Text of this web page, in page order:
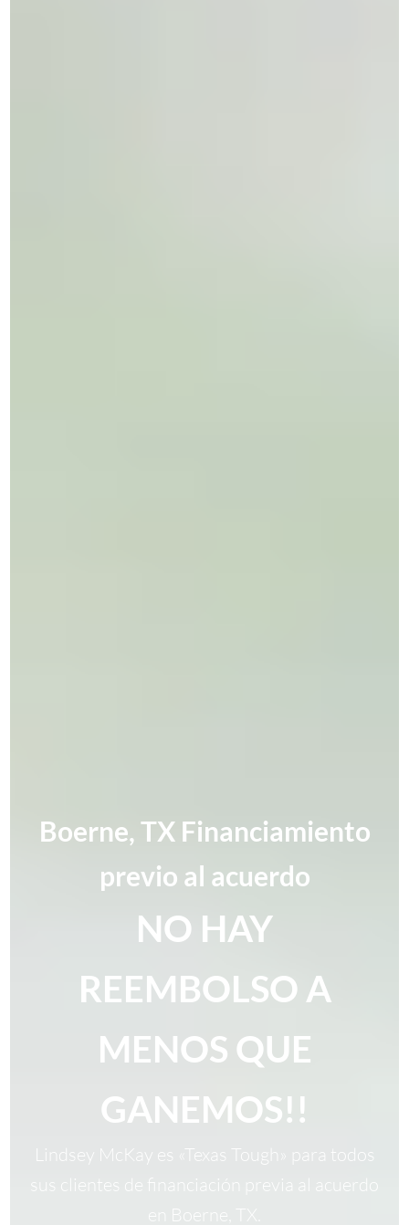
Boerne, TX Financiamiento
previo al acuerdo
NO HAY
REEMBOLSO A
MENOS QUE
GANEMOS!!
Lindsey McKay es «Texas Tough» para todos
sus clientes de financiación previa al acuerdo
en Boerne, TX.